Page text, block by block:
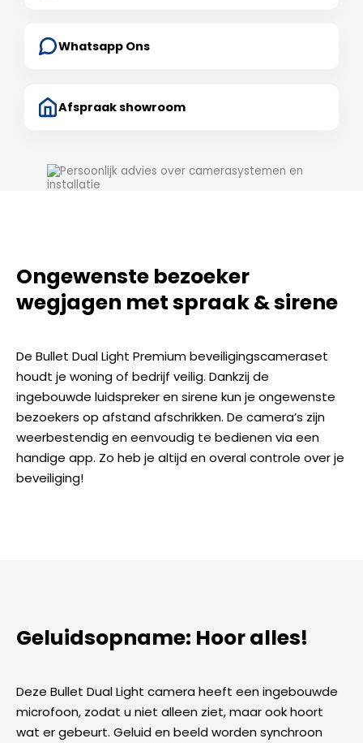
Whatsapp Ons
Afspraak showroom
Ongewenste bezoeker
wegjagen met spraak & sirene
De Bullet Dual Light Premium beveiligingscameraset
houdt je woning of bedrijf veilig. Dankzij de
ingebouwde luidspreker en sirene kun je ongewenste
bezoekers op afstand afschrikken. De camera’s zijn
weerbestendig en eenvoudig te bedienen via een
handige app. Zo heb je altijd en overal controle over je
beveiliging!
Geluidsopname: Hoor alles!
Deze Bullet Dual Light camera heeft een ingebouwde
microfoon, zodat u niet alleen ziet, maar ook hoort
wat er gebeurt. Geluid en beeld worden synchroon